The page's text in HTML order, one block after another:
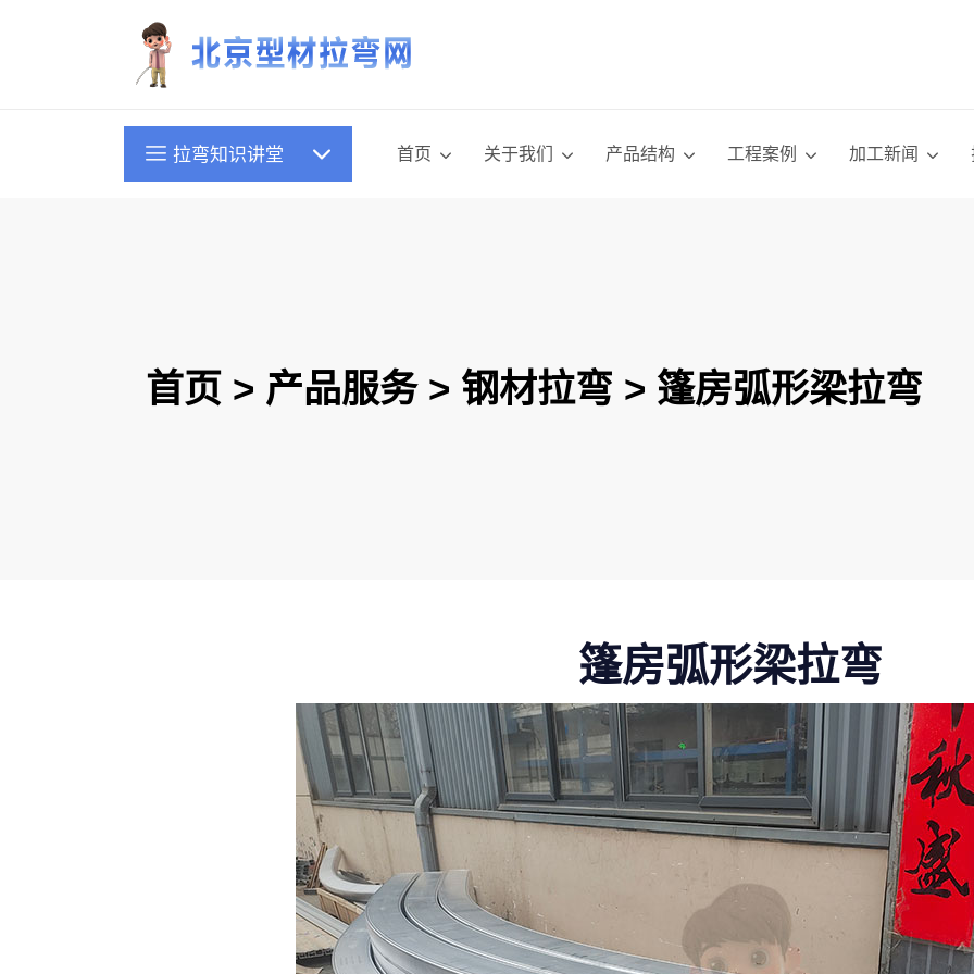
拉弯知识讲堂 首页 关于我们 产品结构 工程案例 加工新闻
首页 > 产品服务> 钢材拉弯 > 篷房弧形梁拉弯
篷房弧形梁拉弯